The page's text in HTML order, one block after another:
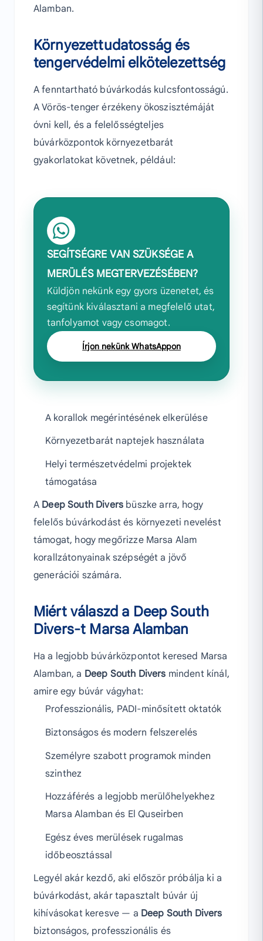
Alamban.
Környezettudatosság és
tengervédelmi elkötelezettség
A fenntartható búvárkodás kulcsfontosságú.
A Vörös-tenger érzékeny ökoszisztémáját
óvni kell, és a felelősségteljes
búvárközpontok környezetbarát
gyakorlatokat követnek, például:
SEGÍTSÉGRE VAN SZÜKSÉGE A
MERÜLÉS MEGTERVEZÉSÉBEN?
Küldjön nekünk egy gyors üzenetet, és
segítünk kiválasztani a megfelelő utat,
tanfolyamot vagy csomagot.
Írjon nekünk WhatsAppon
A korallok megérintésének elkerülése
Környezetbarát naptejek használata
Helyi természetvédelmi projektek
támogatása
A Deep South Divers büszke arra, hogy
felelős búvárkodást és környezeti nevelést
támogat, hogy megőrizze Marsa Alam
korallzátonyainak szépségét a jövő
generációi számára.
Miért válaszd a Deep South
Divers-t Marsa Alamban
Ha a legjobb búvárközpontot keresed Marsa
Alamban, a Deep South Divers mindent kínál,
amire egy búvár vágyhat:
Professzionális, PADI-minősített oktatók
Biztonságos és modern felszerelés
Személyre szabott programok minden
szinthez
Hozzáférés a legjobb merülőhelyekhez
Marsa Alamban és El Quseirben
Egész éves merülések rugalmas
időbeosztással
Legyél akár kezdő, aki először próbálja ki a
búvárkodást, akár tapasztalt búvár új
kihívásokat keresve — a Deep South Divers
biztonságos, professzionális és